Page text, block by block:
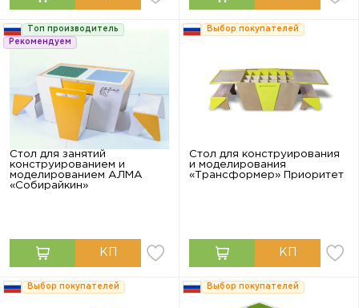
Топ производитель
Рекомендуем
Стол для занятий
конструированием и
моделированием АЛМА
«Собирайкин»
Выбор покупателей
Стол для конструирования
и моделирования
«Трансформер» Приоритет
Выбор покупателей Выбор покупателей